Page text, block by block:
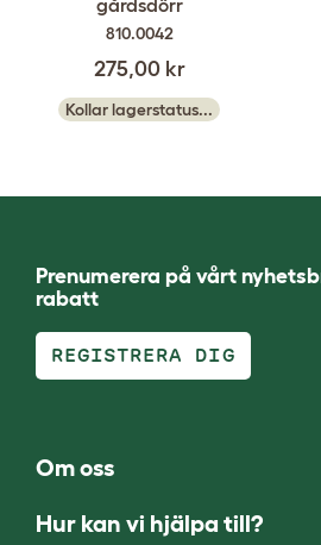
gårdsdörr
810.0042
275,00 kr
Kollar lagerstatus...
Prenumerera på vårt
rabatt
REGISTRERA DIG
Om oss
Hur kan vi hjälpa till?